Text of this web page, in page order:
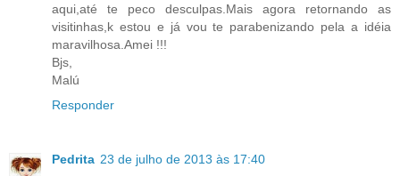
aqui,até te peco desculpas.Mais agora retornando as
visitinhas,k estou e já vou te parabenizando pela a idéia
maravilhosa.Amei !!!
Bjs,
Malú
Responder
Pedrita 23 de julho de 2013 às 17:40